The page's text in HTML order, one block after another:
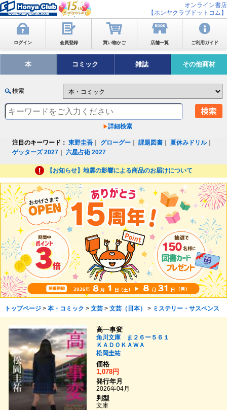
オンライン書店
【ホンヤクラブドットコム】
ログイン 会員登録 買い物かご 店舗一覧 ご利用ガイド
本 コミック 雑誌 その他商材
検索
詳細検索
注目のキーワード： 東野圭吾 グローグー ｜課題図書 ｜夏休みドリル｜
ゲッターズ 2027 ｜六星占術 2027
【お知らせ】地震の影響による商品のお届けについて
トップページ> 本・コミック > 文芸> 文芸（日本） > ミステリー・サスペンス
高一事変
角川文庫 ま２６ー５６１
ＫＡＤＯＫＡＷＡ
松岡圭祐
価格
1,078円
発行年月
2026年04月
判型
文庫